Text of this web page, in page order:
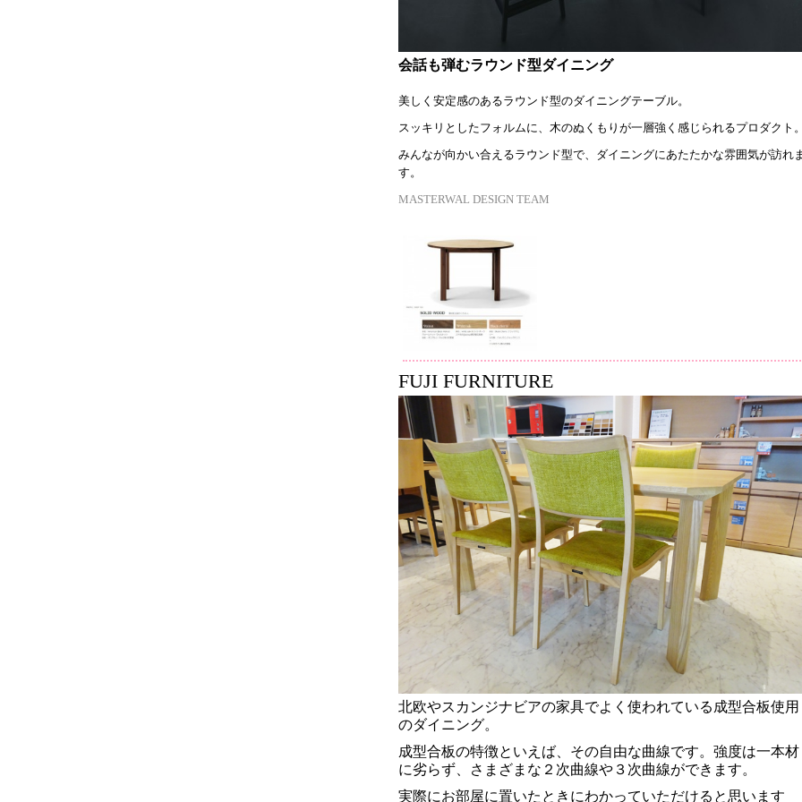
会話も弾むラウンド型ダイニング
美しく安定感のあるラウンド型のダイニングテーブル。
スッキリとしたフォルムに、木のぬくもりが一層強く感じられるプロダクト
みんなが向かい合えるラウンド型で、ダイニングにあたたかな雰囲気が訪れ
す。
MASTERWAL DESIGN TEAM
FUJI FURNITURE
北欧やスカンジナビアの家具でよく使われている成型合板使用
のダイニング。
成型合板の特徴といえば、その自由な曲線です。強度は一本材
に劣らず、さまざまな２次曲線や３次曲線ができます。
実際にお部屋に置いたときにわかっていただけると思います